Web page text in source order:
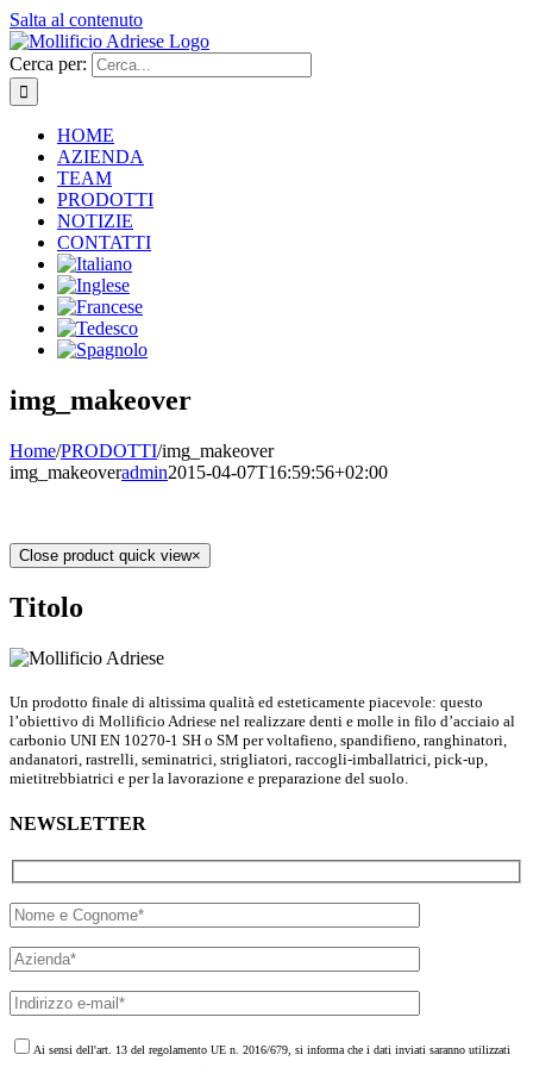
Salta al contenuto
Cerca per:
HOME
AZIENDA
TEAM
PRODOTTI
NOTIZIE
CONTATTI
img_makeover
Home/PRODOTTI/img_makeover
img_makeoveradmin2015-04-07T16:59:56+02:00
Close product quick view×
Titolo
Un prodotto finale di altissima qualità ed esteticamente piacevole: questo
l’obiettivo di Mollificio Adriese nel realizzare denti e molle in filo d’acciaio al
carbonio UNI EN 10270-1 SH o SM per voltafieno, spandifieno, ranghinatori,
andanatori, rastrelli, seminatrici, strigliatori, raccogli-imballatrici, pick-up,
mietitrebbiatrici e per la lavorazione e preparazione del suolo.
NEWSLETTER
Ai sensi dell'art. 13 del regolamento UE n. 2016/679, si informa che i dati inviati saranno utilizzati